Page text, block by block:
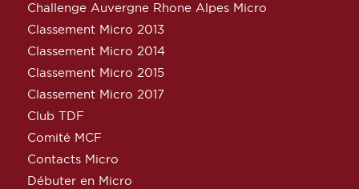
Challenge Auvergne Rhone Alpes Micro
Classement Micro 2013
Classement Micro 2014
Classement Micro 2015
Classement Micro 2017
Club TDF
Comité MCF
Contacts Micro
Débuter en Micro